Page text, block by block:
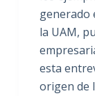
generado
la UAM,
esta
origen de